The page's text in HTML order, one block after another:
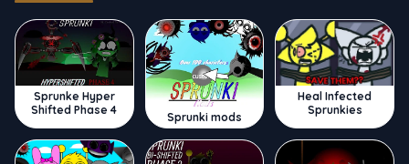
Sprunke Hyper
Shifted Phase 4
Sprunki mods
Heal Infected
Sprunkies